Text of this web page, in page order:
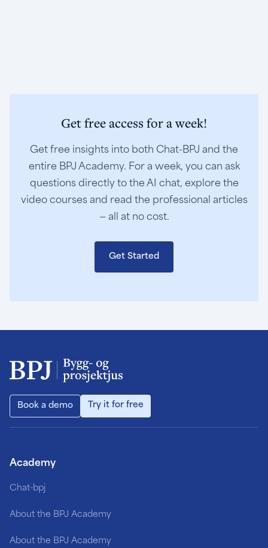
Get free access for a week!
Get free insights into both Chat-BPJ and the
entire BPJ Academy. For a week, you can ask
questions directly to the AI chat, explore the
video courses and read the professional articles
— all at no cost.
Get Started
Book a demo Try it for free
Academy
Chat-bpj
About the BPJ Academy
About the BPJ Academy